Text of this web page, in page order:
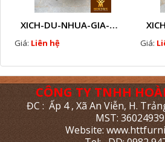
XICH-DU-NHUA-GIA-MAY-NGOAI-TROI-K2
Giá: Liên hệ Giá:
CÔNG TY TNHH
ĐC : Ấp 4 , Xã An Viễn, H.
MST:
Website: